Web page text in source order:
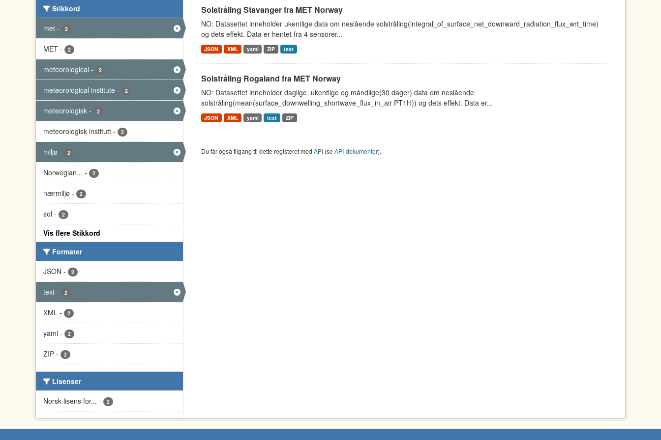
Stikkord
met - 2
MET - 2
meteorological - 2
meteorological institute - 2
meteorologisk - 2
meteorologisk institutt - 2
miljø - 2
Norwegian... - 2
nærmiljø - 2
sol - 2
Vis flere Stikkord
Formater
JSON - 2
text - 2
XML - 2
yaml - 2
ZIP - 2
Lisenser
Norsk lisens for... - 2
Solstråling Stavanger fra MET Norway
NO: Datasettet inneholder ukentlige data om neslående solstråling(integral_of_surface_net_downward_radiation_flux_wrt_time)
og dets effekt. Data er hentet fra 4 sensorer...
JSON XML yaml ZIP text
Solstråling Rogaland fra MET Norway
NO: Datasettet inneholder daglige, ukentlige og måndlige(30 dager) data om neslående
solstråling(mean(surface_downwelling_shortwave_flux_in_air PT1H)) og dets effekt. Data er...
JSON XML yaml text ZIP
Du får også tilgang til dette registeret med API(seAPI-dokumenter).